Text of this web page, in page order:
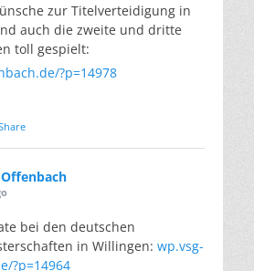
zur Titelverteidigung in
auch die zweite und dritte
toll gespielt:
?p=14978
Offenbach
bei den deutschen
in Willingen: wp.vsg-
?p=14964